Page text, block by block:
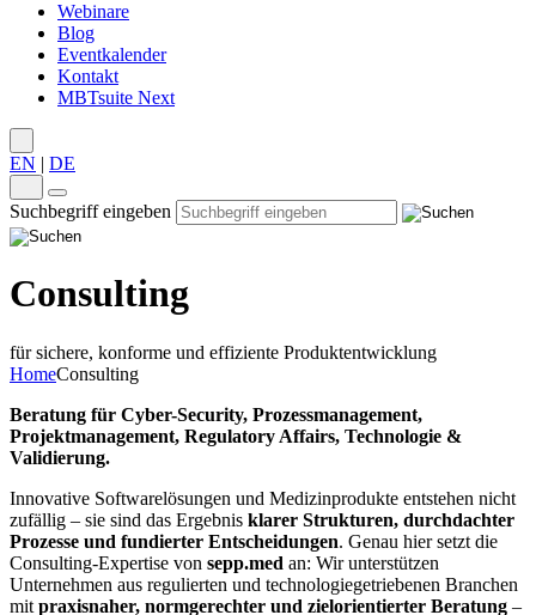
Webinare
Blog
Eventkalender
Kontakt
MBTsuite Next
EN | DE
Suchbegriff eingeben
Consulting
für sichere, konforme und effiziente Produktentwicklung
HomeConsulting
Beratung für Cyber-Security, Prozessmanagement,
Projektmanagement, Regulatory Affairs, Technologie &
Validierung.
Innovative Softwarelösungen und Medizinprodukte entstehen nicht
zufällig – sie sind das Ergebnis klarer Strukturen, durchdachter
Prozesse und fundierter Entscheidungen. Genau hier setzt die
Consulting-Expertise von sepp.med an: Wir unterstützen
Unternehmen aus regulierten und technologiegetriebenen Branchen
mit praxisnaher, normgerechter und zielorientierter Beratung –